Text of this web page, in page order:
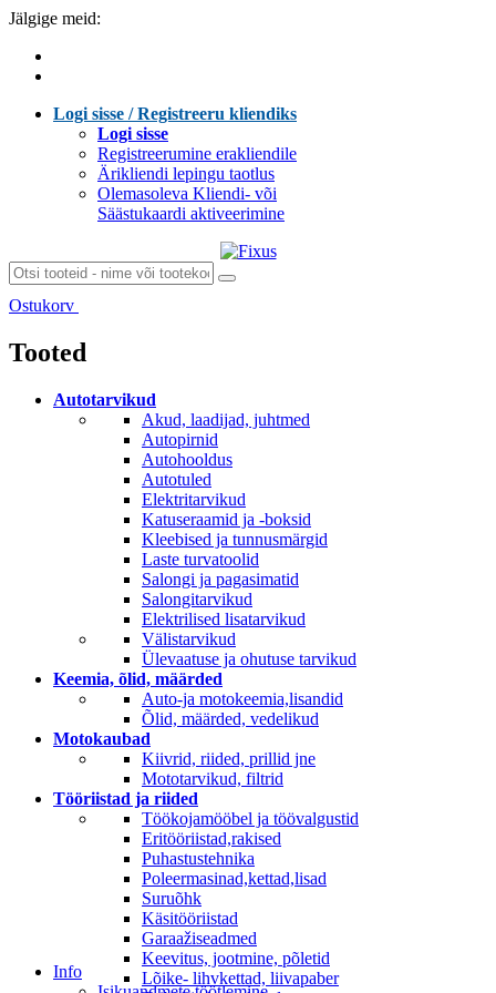
Jälgige meid:
Logi sisse / Registreeru kliendiks
Logi sisse
Registreerumine erakliendile
Ärikliendi lepingu taotlus
Olemasoleva Kliendi- või
Säästukaardi aktiveerimine
Ostukorv
Tooted
Autotarvikud
Akud, laadijad, juhtmed
Autopirnid
Autohooldus
Autotuled
Elektritarvikud
Katuseraamid ja -boksid
Kleebised ja tunnusmärgid
Laste turvatoolid
Salongi ja pagasimatid
Salongitarvikud
Elektrilised lisatarvikud
Välistarvikud
Ülevaatuse ja ohutuse tarvikud
Keemia, õlid, määrded
Auto-ja motokeemia,lisandid
Õlid, määrded, vedelikud
Motokaubad
Kiivrid, riided, prillid jne
Mototarvikud, filtrid
Tööriistad ja riided
Töökojamööbel ja töövalgustid
Eritööriistad,rakised
Puhastustehnika
Poleermasinad,kettad,lisad
Suruõhk
Käsitööriistad
Garaažiseadmed
Keevitus, jootmine, põletid
Lõike- lihvkettad, liivapaber
Info